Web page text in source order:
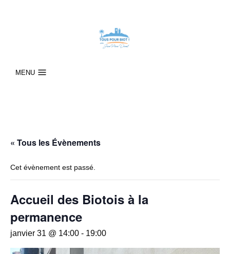
MENU
« Tous les Évènements
Cet évènement est passé.
Accueil des Biotois à la
permanence
janvier 31 @ 14:00 - 19:00